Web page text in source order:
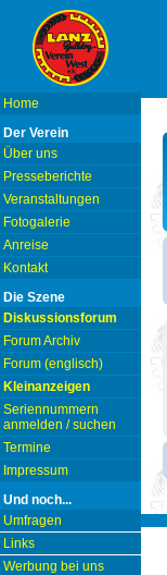
Home
Der Verein
Über uns
Presseberichte
Veranstaltungen
Fotogalerie
Anreise
Kontakt
Die Szene
Diskussionsforum
Forum Archiv
Forum (englisch)
Kleinanzeigen
Seriennummern
anmelden / suchen
Termine
Impressum
Und noch...
Umfragen
Links
Werbung bei uns